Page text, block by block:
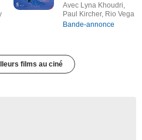
Avec Lyna Khoudri,
Paul Kircher, Rio Vega
Bande-annonce
films au ciné